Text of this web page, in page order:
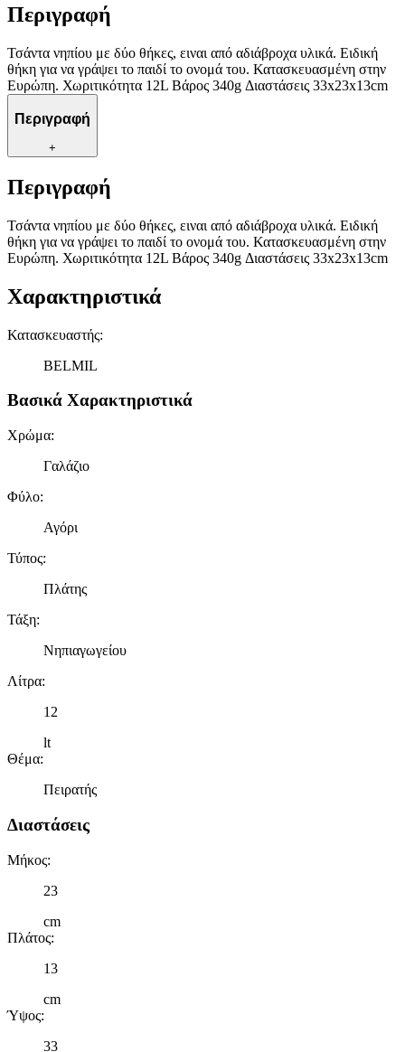
Περιγραφή
Τσάντα νηπίου με δύο θήκες, ειναι από αδιάβροχα υλικά. Ειδική
θήκη για να γράψει το παιδί το ονομά του. Κατασκευασμένη στην
Ευρώπη. Χωριτικότητα 12L Bάρος 340g Διαστάσεις 33x23x13cm
Περιγραφή
+
Περιγραφή
Τσάντα νηπίου με δύο θήκες, ειναι από αδιάβροχα υλικά. Ειδική
θήκη για να γράψει το παιδί το ονομά του. Κατασκευασμένη στην
Ευρώπη. Χωριτικότητα 12L Bάρος 340g Διαστάσεις 33x23x13cm
Χαρακτηριστικά
Κατασκευαστής:
BELMIL
Βασικά Χαρακτηριστικά
Χρώμα:
Γαλάζιο
Φύλο:
Αγόρι
Τύπος:
Πλάτης
Τάξη:
Νηπιαγωγείου
Λίτρα:
12
lt
Θέμα:
Πειρατής
Διαστάσεις
Μήκος:
23
cm
Πλάτος:
13
cm
Ύψος:
33